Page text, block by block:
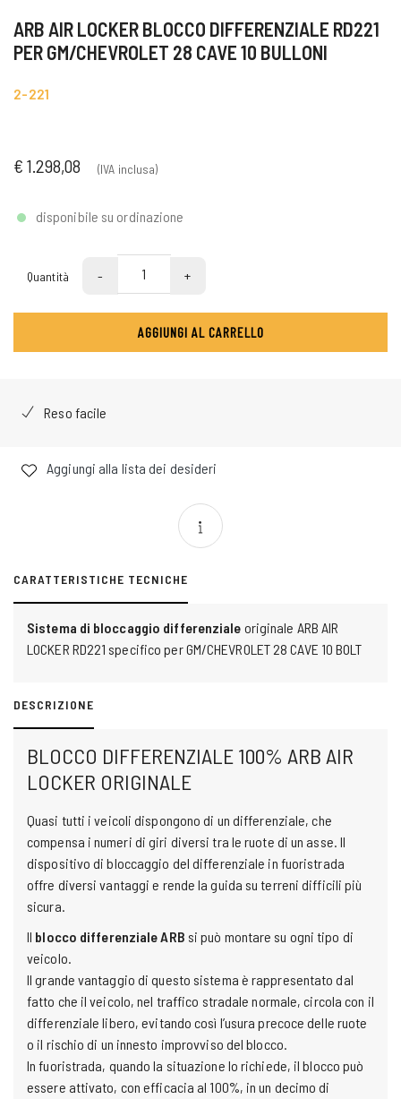
ARB AIR LOCKER BLOCCO DIFFERENZIALE RD221
PER GM/CHEVROLET 28 CAVE 10 BULLONI
2-221
€ 1.298,08 (IVA inclusa)
disponibile su ordinazione
Quantità - +
AGGIUNGI AL CARRELLO
Reso facile
Aggiungi alla lista dei desideri
CARATTERISTICHE TECNICHE
Sistema di bloccaggio differenziale originale ARB AIR
LOCKER RD221 specifico per GM/CHEVROLET 28 CAVE 10 BOLT
DESCRIZIONE
BLOCCO DIFFERENZIALE 100% ARB AIR
LOCKER ORIGINALE
Quasi tutti i veicoli dispongono di un differenziale, che
compensa i numeri di giri diversi tra le ruote di un asse. Il
dispositivo di bloccaggio del differenziale in fuoristrada
offre diversi vantaggi e rende la guida su terreni difficili più
sicura.
Il blocco differenziale ARB si può montare su ogni tipo di
veicolo.
Il grande vantaggio di questo sistema è rappresentato dal
fatto che il veicolo, nel traffico stradale normale, circola con il
differenziale libero, evitando così l’usura precoce delle ruote
o il rischio di un innesto improvviso del blocco.
In fuoristrada, quando la situazione lo richiede, il blocco può
essere attivato, con efficacia al 100%, in un decimo di